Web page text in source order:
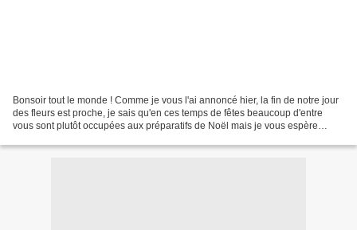
Bonsoir tout le monde ! Comme je vous l'ai annoncé hier, la fin de notre jour
des fleurs est proche, je sais qu'en ces temps de fêtes beaucoup d'entre
vous sont plutôt occupées aux préparatifs de Noël mais je vous espère